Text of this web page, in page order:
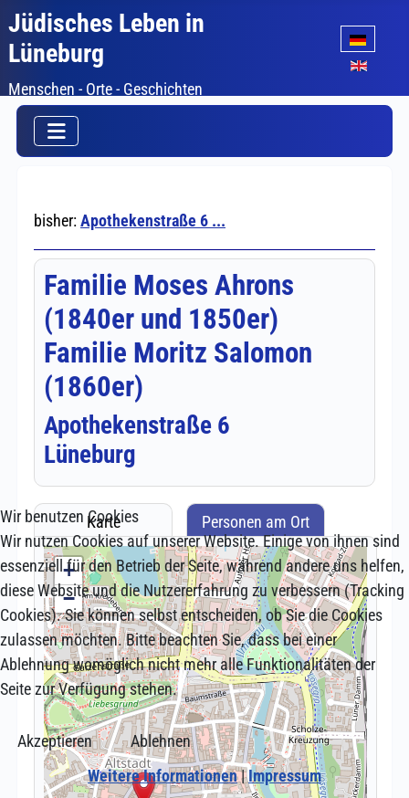
Jüdisches Leben in
Lüneburg
Menschen - Orte - Geschichten
Sprache
Wir benutzen Cookies
Wir nutzen Cookies auf unserer Website. Einige von ihnen sind
essenziell für den Betrieb der Seite, während andere uns helfen,
diese Website und die Nutzererfahrung zu verbessern (Tracking
Cookies). Sie können selbst entscheiden, ob Sie die Cookies
zulassen möchten. Bitte beachten Sie, dass bei einer
Ablehnung womöglich nicht mehr alle Funktionalitäten der
Seite zur Verfügung stehen.
Akzeptieren
Ablehnen
Weitere Informationen|Impressum